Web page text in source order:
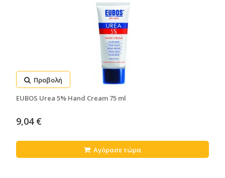
Προβολή
EUBOS Urea 5% Hand Cream 75 ml
9,04 €
Αγόρασε τώρα